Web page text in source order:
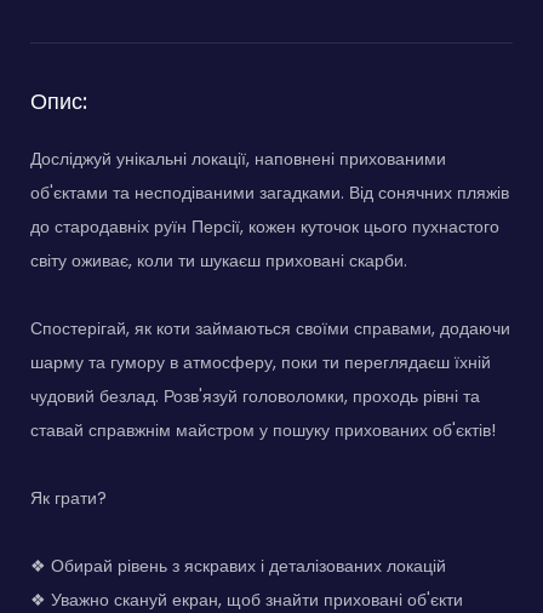
Опис:
Досліджуй унікальні локації, наповнені прихованими
об'єктами та несподіваними загадками. Від сонячних пляжів
до стародавніх руїн Персії, кожен куточок цього пухнастого
світу оживає, коли ти шукаєш приховані скарби.
Спостерігай, як коти займаються своїми справами, додаючи
шарму та гумору в атмосферу, поки ти переглядаєш їхній
чудовий безлад. Розв'язуй головоломки, проходь рівні та
ставай справжнім майстром у пошуку прихованих об'єктів!
Як грати?
❖ Обирай рівень з яскравих і деталізованих локацій
❖ Уважно скануй екран, щоб знайти приховані об'єкти